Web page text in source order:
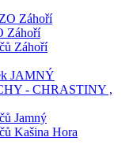
Záhoří
Záhoří
Záhoří
JAMNÝ
- CHRASTINY ,
Jamný
Kašina Hora